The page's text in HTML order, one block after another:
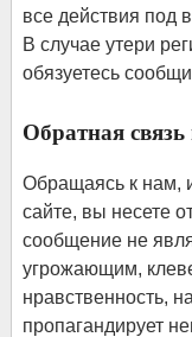
все действия под
В случае утери
обязуетесь
Обратная
Обращаясь к нам,
сайте, вы несете
сообщение не
угрожающим,
нравственность,
пропагандирует